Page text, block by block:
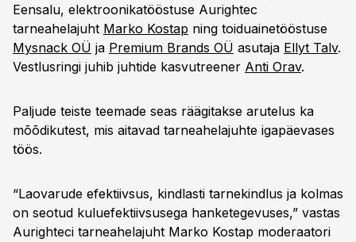
Eensalu, elektroonikatööstuse Aurightec
tarneahelajuht Marko Kostap ning toiduainetööstuse
Mysnack OÜ ja Premium Brands OÜ asutaja Ellyt Talv.
Vestlusringi juhib juhtide kasvutreener Anti Orav.
Paljude teiste teemade seas räägitakse arutelus ka
mõõdikutest, mis aitavad tarneahelajuhte igapäevases
töös.
“Laovarude efektiivsus, kindlasti tarnekindlus ja kolmas
on seotud kuluefektiivsusega hanketegevuses,” vastas
Aurighteci tarneahelajuht Marko Kostap moderaatori